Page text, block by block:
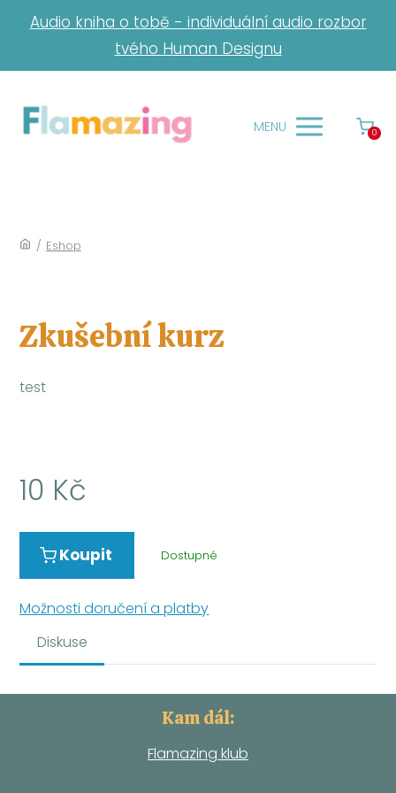
Audio kniha o tobě - individuální audio rozbor
tvého Human Designu
MENU 0
/ Eshop
Zkušební kurz
test
10 Kč
Koupit Dostupné
Možnosti doručení a platby
Diskuse
Kam dál:
Flamazing klub